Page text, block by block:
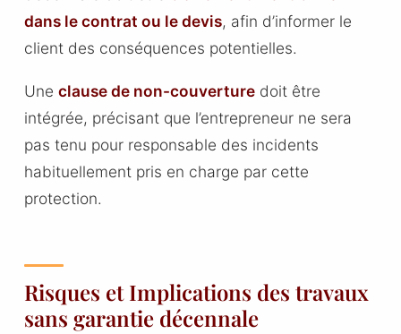
dans le contrat ou le devis, afin d’informer le
client des conséquences potentielles.
Une clause de non-couverturedoit être
intégrée, précisant que l’entrepreneur ne sera
pas tenu pour responsable des incidents
habituellement pris en charge par cette
protection.
Risques et Implications des travaux
sans garantie décennale